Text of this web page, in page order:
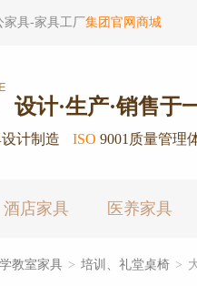
家具-家具工厂集团官网商城
设计·生产·销售于
计制造 ISO 9001质量管理
酒店家具 医养家具
教室家具 > 培训、礼堂桌椅 >